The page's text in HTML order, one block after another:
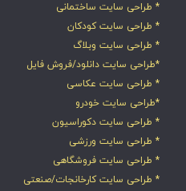
* طراحی سایت ساختمانی
* طراحی سایت کودکان
* طراحی سایت وبلاگ
*طراحی سایت دانلود/فروش فایل
* طراحی سایت عکاسی
*طراحی سایت خودرو
* طراحی سایت دکوراسیون
* طراحی سایت ورزشی
* طراحی سایت فروشگاهی
* طراحی سایت کارخانجات/صنعتی